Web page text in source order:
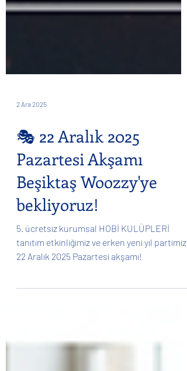
🎭 22 Aralık 2025
Pazartesi Akşamı
Beşiktaş Woozzy'ye
bekliyoruz!
tanıtım etkinliğimiz ve erken yeni yıl partimiz